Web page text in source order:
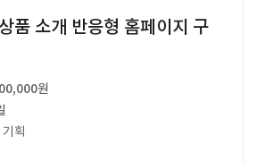
품 소개 반응형 홈페이지 구
원
획